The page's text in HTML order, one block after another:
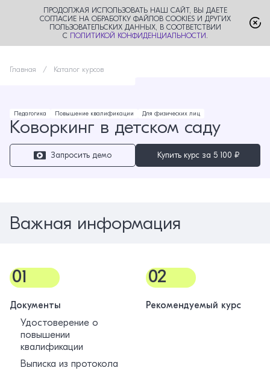
ПРОДОЛЖАЯ ИСПОЛЬЗОВАТЬ НАШ САЙТ, ВЫ ДАЕТЕ
СОГЛАСИЕ НА ОБРАБОТКУ ФАЙЛОВ COOKIES И ДРУГИХ
ПОЛЬЗОВАТЕЛЬСКИХ ДАННЫХ, В СООТВЕТСТВИИ
С ПОЛИТИКОЙ КОНФИДЕНЦИАЛЬНОСТИ .
Главная Каталог курсов
Педагогика Повышение квалификации Для физических лиц
Коворкинг в детском саду
Запросить демо Купить курс за 5 100 ₽
Важная информация
01
Документы
Удостоверение о
повышении
квалификации
Выписка из протокола
02
Рекомендуемый курс